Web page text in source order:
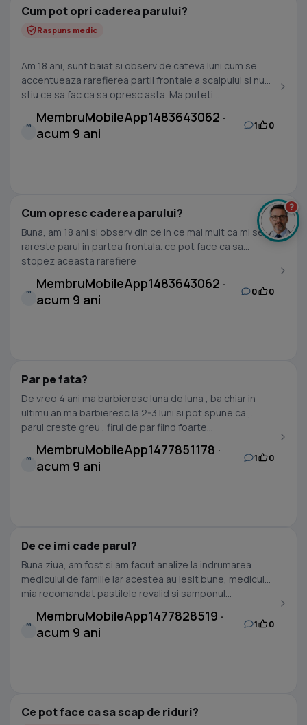
Cum pot opri caderea parului?
Raspuns medic
Am 18 ani, sunt baiat si observ de cateva luni cum se
accentueaza rarefierea partii frontale a scalpului si nu
stiu ce sa fac ca sa opresc asta. Ma puteti...
M
MembruMobileApp1483643062 ·
acum 9 ani
1 0
Cum opresc caderea parului?
Buna, am 18 ani si observ din ce in ce mai mult ca mi se
rareste parul in partea frontala. ce pot face ca sa
stopez aceasta rarefiere
M
MembruMobileApp1483643062 ·
acum 9 ani
0 0
Par pe fata?
De vreo 4 ani ma barbieresc luna de luna , ba chiar in
ultimu an ma barbieresc la 2-3 luni si pot spune ca ,
parul creste greu , firul de par fiind foarte...
M
MembruMobileApp1477851178 ·
acum 9 ani
1 0
De ce imi cade parul?
Buna ziua, am fost si am facut analize la indrumarea
medicului de familie iar acestea au iesit bune, medicul
mia recomandat pastilele revalid si samponul...
M
MembruMobileApp1477828519 ·
acum 9 ani
1 0
Ce pot face ca sa scap de riduri?
?